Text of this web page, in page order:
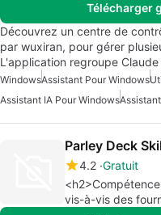
Télécharger
Découvrez un centre de
par wuxiran, pour gérer
L'application regroupe
WindowsAssistant Pour Windows
Assistant IA Pour Windows
Parley Deck
4.2 Gratuit
vis-à-vis des